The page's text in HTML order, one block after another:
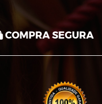
COMPRA SEGURA